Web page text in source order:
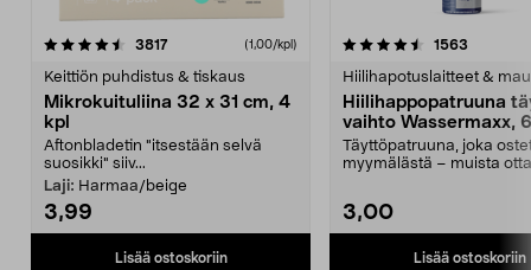
3817arvostelut (1,00/kpl)
Keittiön puhdistus & tiskaus
Mikrokuituliina 32 x 31 cm, 4
kpl
Aftonbladetin "itsestään selvä
suosikki" siiv...
Laji: Harmaa/beige
3,99
Lisää ostoskoriin
4.5viidestä
1563
Hiilihapotuslaitteet &
Hiilihappopatruuna
vaihto Wassermaxx,
Täyttöpatruuna, joka
myymälästä – muista
3,00
Lisää ostoskoriin
4.5viidestä